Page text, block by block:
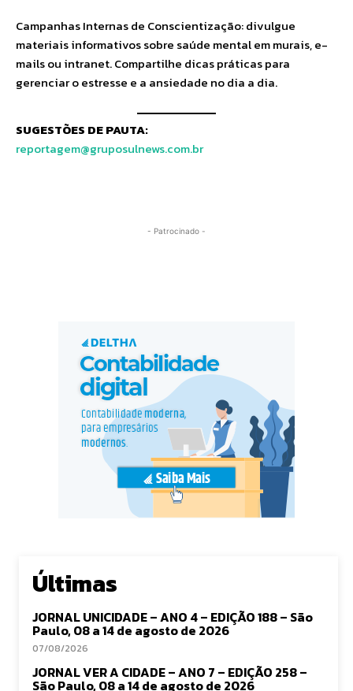
Campanhas Internas de Conscientização: divulgue
materiais informativos sobre saúde mental em murais, e-
mails ou intranet. Compartilhe dicas práticas para
gerenciar o estresse e a ansiedade no dia a dia.
SUGESTÕES DE PAUTA:
reportagem@gruposulnews.com.br
- Patrocinado -
Últimas
JORNAL UNICIDADE – ANO 4 – EDIÇÃO 188 – São
Paulo, 08 a 14 de agosto de 2026
07/08/2026
JORNAL VER A CIDADE – ANO 7 – EDIÇÃO 258 –
São Paulo, 08 a 14 de agosto de 2026